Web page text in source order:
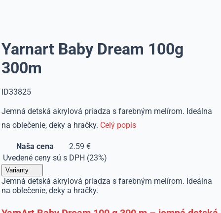
Yarnart Baby Dream 100g
300m
ID33825
Jemná detská akrylová priadza s farebným melírom. Ideálna
na oblečenie, deky a hračky. Celý popis
Naša cena
2.59 €
Uvedené ceny sú s DPH (23%)
Varianty
Jemná detská akrylová priadza s farebným melírom. Ideálna
na oblečenie, deky a hračky.